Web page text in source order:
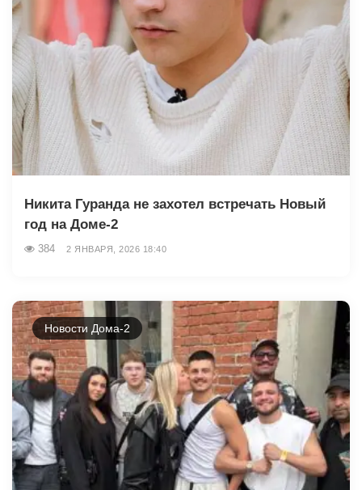
Никита Гуранда не захотел встречать Новый
год на Доме-2
384 2 ЯНВАРЯ, 2026 18:40
Новости Дома-2